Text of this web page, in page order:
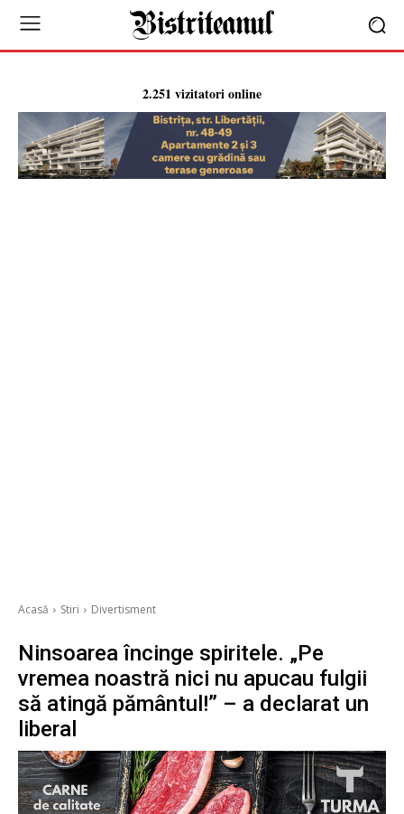
2.251 vizitatori online
Acasă Stiri Divertisment
Ninsoarea încinge spiritele. „Pe
vremea noastră nici nu apucau fulgii
să atingă pământul!” – a declarat un
liberal